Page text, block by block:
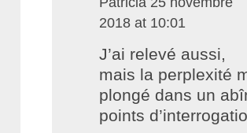
2018 at 10:01
J’ai relevé aussi,
mais la perplexité
plongé dans un
points